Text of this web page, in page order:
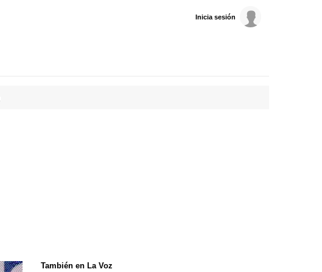
Inicia sesión
También en La Voz